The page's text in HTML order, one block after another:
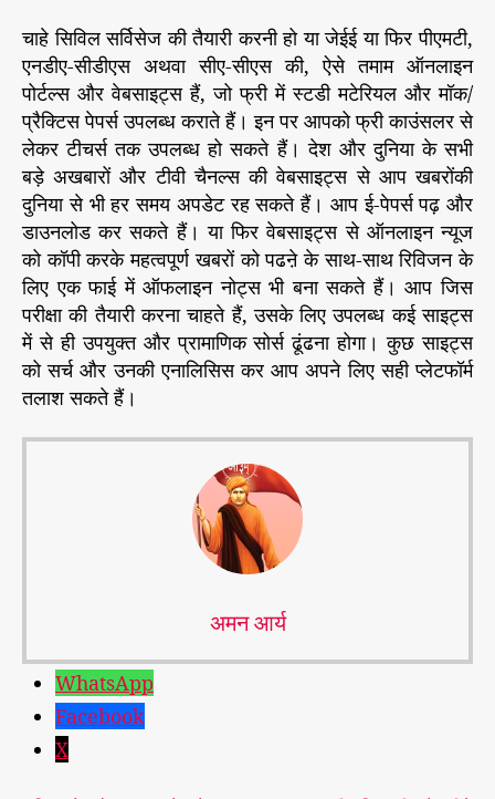
चाहे सिविल सर्विसेज की तैयारी करनी हो या जेईई या फिर पीएमटी,
एनडीए-सीडीएस अथवा सीए-सीएस की, ऐसे तमाम ऑनलाइन
पोर्टल्स और वेबसाइट्स हैं, जो फ्री में स्टडी मटेरियल और मॉक/
प्रैक्टिस पेपर्स उपलब्ध कराते हैं। इन पर आपको फ्री काउंसलर से
लेकर टीचर्स तक उपलब्ध हो सकते हैं। देश और दुनिया के सभी
बड़े अखबारों और टीवी चैनल्स की वेबसाइट्स से आप खबरोंकी
दुनिया से भी हर समय अपडेट रह सकते हैं। आप ई-पेपर्स पढ़ और
डाउनलोड कर सकते हैं। या फिर वेबसाइट्स से ऑनलाइन न्यूज
को कॉपी करके महत्वपूर्ण खबरों को पढऩे के साथ-साथ रिविजन के
लिए एक फाई में ऑफलाइन नोट्स भी बना सकते हैं। आप जिस
परीक्षा की तैयारी करना चाहते हैं, उसके लिए उपलब्ध कई साइट्स
में से ही उपयुक्त और प्रामाणिक सोर्स ढूंढना होगा। कुछ साइट्स
को सर्च और उनकी एनालिसिस कर आप अपने लिए सही प्लेटफॉर्म
तलाश सकते हैं।
अमन आर्य
WhatsApp
Facebook
X